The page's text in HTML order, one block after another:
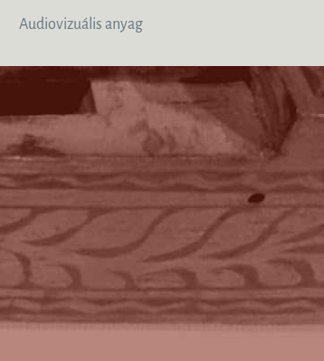
Audiovizuális anyag